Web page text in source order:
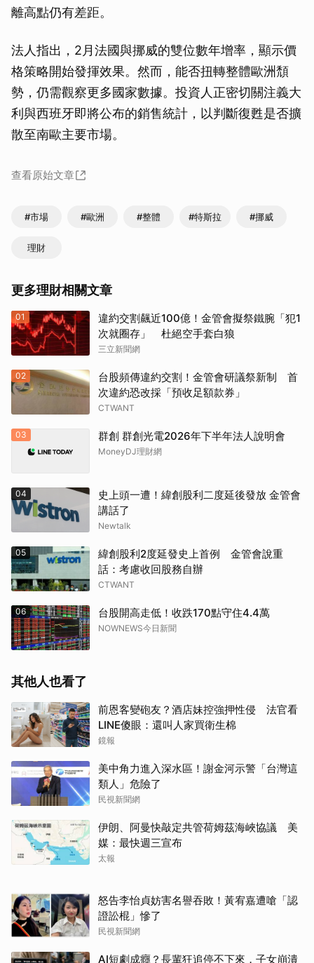
離高點仍有差距。
法人指出，2月法國與挪威的雙位數年增率，顯示價
格策略開始發揮效果。然而，能否扭轉整體歐洲頹
勢，仍需觀察更多國家數據。投資人正密切關注義大
利與西班牙即將公布的銷售統計，以判斷復甦是否擴
散至南歐主要市場。
查看原始文章
#市場 #歐洲 #整體 #特斯拉 #挪威
理財
更多理財相關文章
01
違約交割飆近100億！金管會擬祭鐵腕「犯1
次就圈存」 杜絕空手套白狼
三立新聞網
02
台股頻傳違約交割！金管會研議祭新制 首
次違約恐改採「預收足額款券」
CTWANT
03 群創 群創光電2026年下半年法人說明會
MoneyDJ理財網
04
史上頭一遭！緯創股利二度延後發放 金管會
講話了
Newtalk
05
緯創股利2度延發史上首例 金管會說重
話：考慮收回股務自辦
CTWANT
06 台股開高走低！收跌170點守住4.4萬
NOWNEWS今日新聞
其他人也看了
前恩客變砲友？酒店妹控強押性侵 法官看
LINE傻眼：還叫人家買衛生棉
鏡報
美中角力進入深水區！謝金河示警「台灣這
類人」危險了
民視新聞網
伊朗、阿曼快敲定共管荷姆茲海峽協議 美
媒：最快週三宣布
太報
怒告李怡貞妨害名譽吞敗！黃宥嘉遭嗆「認
證訟棍」慘了
民視新聞網
AI短劇成癮？長輩狂追停不下來，子女崩潰